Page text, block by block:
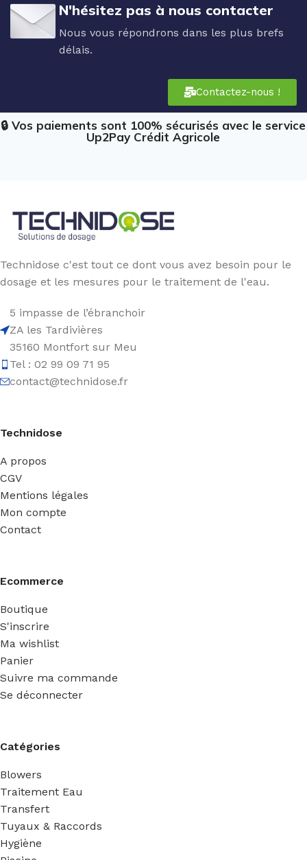
N'hésitez pas à nous contacter
Nous vous répondrons dans les plus brefs
délais.
Contactez-nous !
🔒 Vos paiements sont 100% sécurisés avec le service
Up2Pay Crédit Agricole
Technidose c'est tout ce dont vous avez besoin pour le
dosage et les mesures pour le traitement de l'eau.
5 impasse de l’ébranchoir
ZA les Tardivières
35160 Montfort sur Meu
Tel : 02 99 09 71 95
contact@technidose.fr
Technidose
A propos
CGV
Mentions légales
Mon compte
Contact
Ecommerce
Boutique
S'inscrire
Ma wishlist
Panier
Suivre ma commande
Se déconnecter
Catégories
Blowers
Traitement Eau
Transfert
Tuyaux & Raccords
Hygiène